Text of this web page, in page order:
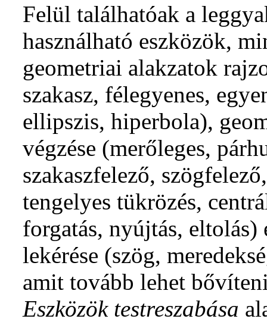
Felül találhatóak a
használható eszközök,
geometriai alakzatok
szakasz, félegyenes,
ellipszis, hiperbola),
végzése (merőleges,
szakaszfelező,
tengelyes tükrözés,
forgatás, nyújtás,
lekérése (szög,
amit tovább lehet
Eszközök testreszabása